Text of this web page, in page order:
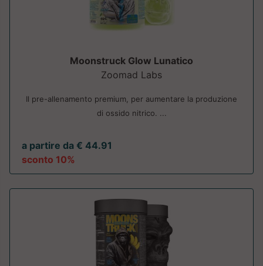
Moonstruck Glow Lunatico
Zoomad Labs
Il pre-allenamento premium, per aumentare la produzione
di ossido nitrico. ...
a partire da € 44.91
sconto 10%